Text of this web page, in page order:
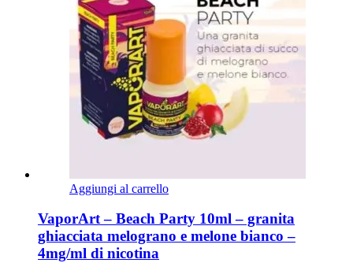
Aggiungi al carrello
VaporArt – Beach Party 10ml – granita
ghiacciata melograno e melone bianco –
4mg/ml di nicotina